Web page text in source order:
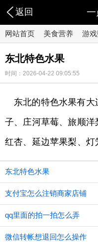
返回 一
网站首页 美食营养 游
东北特色水果
时间：2026-04-22 09:05:55
东北的特色水果有
子、庄河草莓、旅顺
红杏、延边苹果梨、灯
东北特色水果
支付宝怎么注销商家店铺
qq里面的拍一拍怎么弄
微信转帐想退回怎么操作